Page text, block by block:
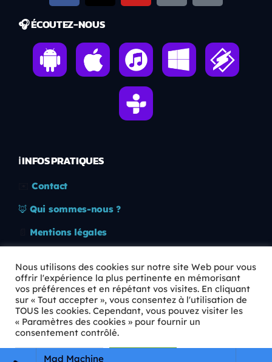
Mad Machine
🎧 ÉCOUTEZ-NOUS
ℹ️ INFOS PRATIQUES
Contact
🦊 Qui sommes-nous ?
Mentions légales
🛡️ RGPD
Copyright © 2026 Animkids. Tous droits réservés.
Nous utilisons des cookies sur notre site Web pour vous
offrir l'expérience la plus pertinente en mémorisant
vos préférences et en répétant vos visites. En cliquant
sur « Tout accepter », vous consentez à l'utilisation de
TOUS les cookies. Cependant, vous pouvez visiter les
« Paramètres des cookies » pour fournir un
consentement contrôlé.
Paramètres Cookie